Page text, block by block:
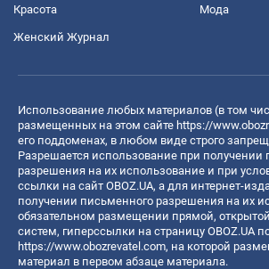
Красота Мода
Женский Журнал
Использование любых материалов (в том
размещенных на этом сайте https://
его поддоменах, в любом виде строго
Разрешается использование при получении
разрешения на их использование и при
ссылки на сайт OBOZ.UA, а для интернет-
получении письменного разрешения на их
обязательном размещении прямой,
систем, гиперссылки на страницу OBOZ.UA
https://www.obozrevatel.com, на которой
материал в первом абзаце материала.